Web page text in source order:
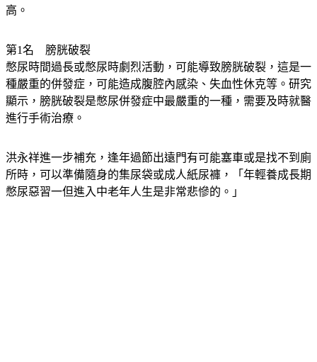
憋尿時間過長或憋尿時劇烈活動，可能導致膀胱破裂，這是一
種嚴重的併發症，可能造成腹腔內感染、失血性休克等。研究
顯示，膀胱破裂是憋尿併發症中最嚴重的一種，需要及時就醫
進行手術治療。
所時，可以準備隨身的集尿袋或成人紙尿褲，「年輕養成長期
憋尿惡習一但進入中老年人生是非常悲慘的。」